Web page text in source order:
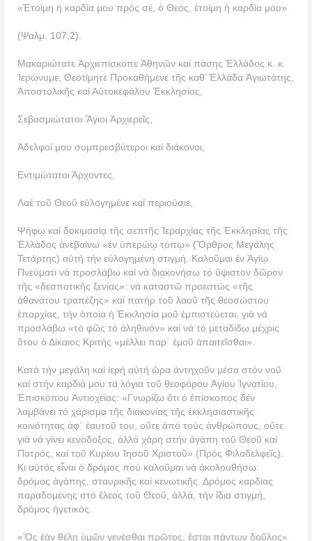
«Ἑτοίμη ἡ καρδία μου πρός σέ, ὁ Θεός, ἑτοίμη ἡ καρδία μου»
(Ψαλμ. 107,2).
Μακαριώτατε Ἀρχιεπίσκοπε Ἀθηνῶν καί πάσης Ἑλλάδος κ. κ.
Ἱερώνυμε, Θεοτίμητε Προκαθήμενε τῆς καθ’ Ἑλλάδα Ἀγιωτάτης,
Ἀποστολικῆς καί Αὐτοκεφάλου Ἐκκλησίας,
Σεβασμιώτατοι Ἅγιοι Ἀρχιερεῖς,
Ἀδελφοί μου συμπρεσβύτεροι καί διάκονοι,
Εντιμώτατοι Άρχοντες,
Λαέ τοῦ Θεοῦ εὐλογημένε καί περιούσιε,
Ψήφῳ καί δοκιμασίᾳ τῆς σεπτῆς Ἱεραρχίας τῆς Ἐκκλησίας τῆς
Ἑλλάδος ἀνεβαίνω «ἐν ὑπερώῳ τόπῳ» (Ὄρθρος Μεγάλης
Τετάρτης) αὐτή τήν εὐλογημένη στιγμή. Καλοῦμαι ἐν Ἁγίῳ
Πνεύματι νά προσλάβω καί νά διακονήσω τό ὕψιστον δῶρον
τῆς «δεσποτικῆς ξενίας»: νά καταστῶ προεστώς «τῆς
ἀθανάτου τραπέζης» καί πατήρ τοῦ λαοῦ τῆς θεοσώστου
ἐπαρχίας, τήν ὁποία ἡ Ἐκκλησία μοῦ ἐμπιστεύεται, γιά νά
προσλάβω «τό φῶς τό ἀληθινόν» καί νά τό μεταδίδω μέχρις
ὅτου ὁ Δίκαιος Κριτής «μέλλει παρ᾿ ἐμοῦ ἀπαιτεῖσθαι».
Κατά τήν μεγάλη καί ἱερή αὐτή ὥρα ἀντηχοῦν μέσα στόν νοῦ
καί στήν καρδιά μου τά λόγια τοῦ θεοφόρου Ἁγίου Ἰγνατίου,
Ἐπισκόπου Ἀντιοχείας: «Γνωρίζω ὅτι ὁ ἐπίσκοπος δέν
λαμβάνει τό χάρισμα τῆς διακονίας τῆς ἐκκλησιαστικῆς
κοινότητας ἀφ᾽ ἑαυτοῦ του, οὔτε ἀπό τούς ἀνθρώπους, οὔτε
γιά νά γίνει κενόδοξος, ἀλλά χάρη στήν ἀγάπη τοῦ Θεοῦ καί
Πατρός, καί τοῦ Κυρίου Ἰησοῦ Χριστοῦ» (Πρός Φιλαδελφεῖς).
Κι αὐτός εἶναι ὁ δρόμος πού καλοῦμαι νά ἀκολουθήσω:
δρόμος ἀγάπης, σταυρικῆς καί κενωτικῆς. Δρόμος καρδίας
παραδομένης στό ἔλεος τοῦ Θεοῦ, ἀλλά, τήν ἴδια στιγμή,
δρόμος ἡγετικός.
«Ὅς ἐάν θέλῃ ὑμῶν γενέσθαι πρῶτος, ἔσται πάντων δοῦλος»